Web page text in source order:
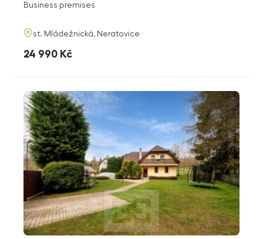
rozměry
disposition
Business premises
adresa
st. Mládežnická, Neratovice
cena
24 990 Kč